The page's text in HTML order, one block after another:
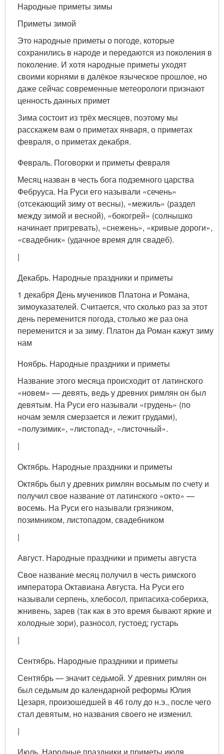
Народные приметы зимы
Приметы зимой
Это народные приметы о погоде, которые
сохранились в народе и передаются из поколения в
поколение. И хотя народные приметы уходят
своими корнями в далёкое языческое прошлое, но
даже сейчас современные метеорологи признают
ценность данных примет
Зима состоит из трёх месяцев, поэтому мы
расскажем вам о приметах января, о приметах
февраля, о приметах декабря.
Февраль. Поговорки и приметы февраля
Месяц назван в честь бога подземного царства
Фебрууса. На Руси его называли «сечень»
(отсекающий зиму от весны), «межиль» (раздел
между зимой и весной), «бокогрей» (солнышко
начинает пригревать), «снежень», «кривые дороги»,
«свадебник» (удачное время для свадеб).
|
Декабрь. Народные праздники и приметы
1 декабря День мучеников Платона и Романа,
зимоуказателей. Считается, что сколько раз за этот
день переменится погода, столько же раз она
переменится и за зиму. Платон да Роман кажут зиму
нам
Ноябрь. Народные праздники и приметы
Название этого месяца происходит от латинского
«новем» — девять, ведь у древних римлян он был
девятым. На Руси его называли «грудень» (по
ночам земля смерзается и лежит грудами),
«полузимик», «листопад», «листочный».
|
Октябрь. Народные праздники и приметы
Октябрь был у древних римлян восьмым по счету и
получил свое название от латинского «окто» —
восемь. На Руси его называли грязником,
позимником, листопадом, свадебником
|
Август. Народные праздники и приметы августа
Свое название месяц получил в честь римского
импе­ратора Октавиана Августа. На Руси его
называли серпень, хлебосол, припасиха-собериха,
жнивень, зарев (так как в это время бывают яркие и
холодные зори), разносол, густоед; густарь
|
Сентябрь. Народные праздники и приметы
Сентябрь — значит седьмой. У древних римлян он
был седьмым до календарной реформы Юлия
Цезаря, произо­шедшей в 46 голу до н.э., после чего
стал девятым, но на­звания своего не изменил.
|